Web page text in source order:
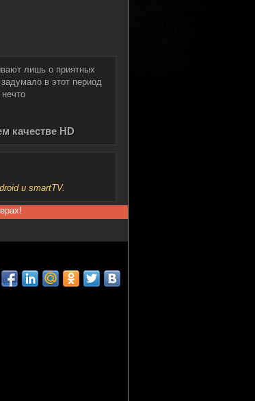
лишь о приятных
в этот период
качестве HD
и smartTV.